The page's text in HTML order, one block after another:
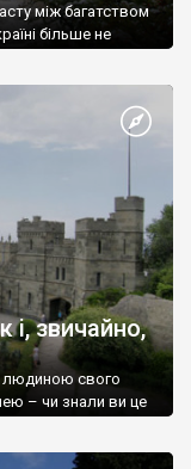
між багатством
більше не
і, звичайно,
людиною свого
– чи знали ви це